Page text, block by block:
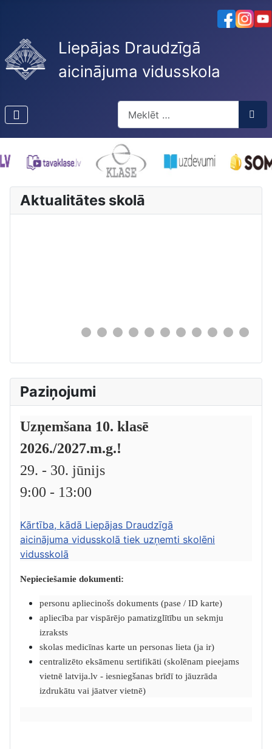
Liepājas Draudzīgā
aicinājuma vidusskola
Type 2 or more characters for
Aktualitātes skolā
Paziņojumi
Uzņemšana 10. klasē
2026./2027.m.g.!
29. - 30. jūnijs
9:00 - 13:00
Kārtība, kādā Liepājas Draudzīgā
aicinājuma vidusskolā tiek uzņemti skolēni
vidusskolā
Nepieciešamie dokumenti:
personu apliecinošs dokuments (pase / ID karte)
apliecība par vispārējo pamatizglītību un sekmju
izraksts
skolas medicīnas karte un personas lieta (ja ir)
centralizēto eksāmenu sertifikāti (skolēnam pieejams
vietnē latvija.lv - iesniegšanas brīdī to jāuzrāda
izdrukātu vai jāatver vietnē)